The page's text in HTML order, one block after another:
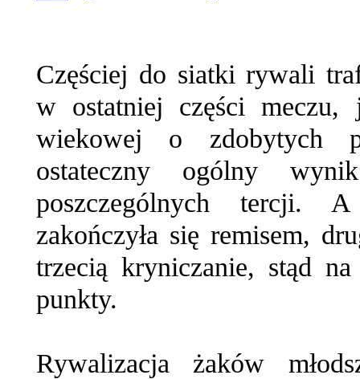
Częściej do siatki rywali
w ostatniej części
wiekowej o zdobytych
ostateczny ogólny
poszczególnych tercji.
zakończyła się remisem,
trzecią kryniczanie, stąd
punkty.
Rywalizacja żaków